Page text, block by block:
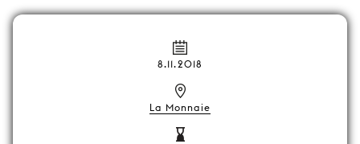
8.11.2018
La Monnaie